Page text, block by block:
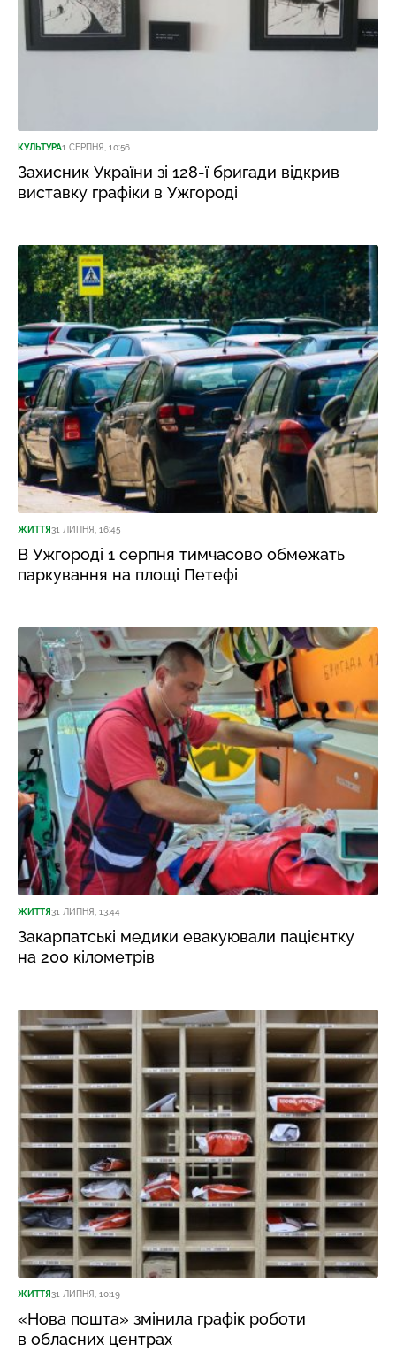
КУЛЬТУРА1 СЕРПНЯ, 10:56
Захисник України зі 128-ї бригади відкрив
виставку графіки в Ужгороді
ЖИТТЯ31 ЛИПНЯ, 16:45
В Ужгороді 1 серпня тимчасово обмежать
паркування на площі Петефі
ЖИТТЯ31 ЛИПНЯ, 13:44
Закарпатські медики евакуювали пацієнтку
на 200 кілометрів
ЖИТТЯ31 ЛИПНЯ, 10:19
«Нова пошта» змінила графік роботи
в обласних центрах